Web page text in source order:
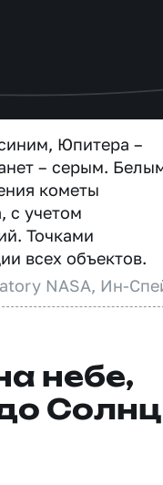
Юпитера –
– серым.
кометы
с учетом
Точками
всех объектов.
NASA, Ин-
небе,